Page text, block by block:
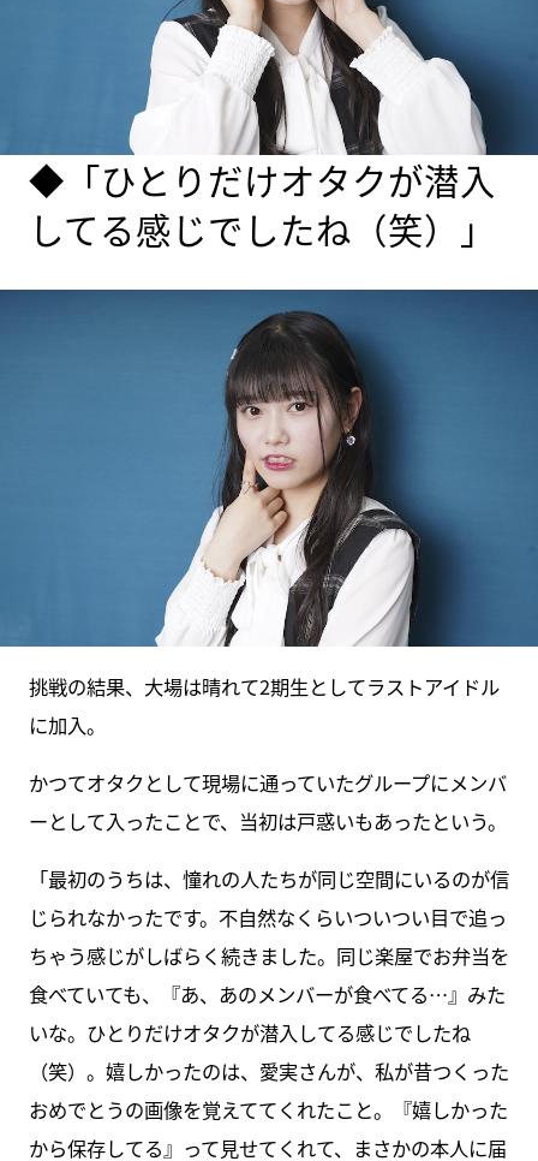
◆「ひとりだけオタクが潜入
してる感じでしたね（笑）」
挑戦の結果、大場は晴れて2期生としてラストアイドル
に加入。
かつてオタクとして現場に通っていたグループにメンバ
ーとして入ったことで、当初は戸惑いもあったという。
「最初のうちは、憧れの人たちが同じ空間にいるのが信
じられなかったです。不自然なくらいついつい目で追っ
ちゃう感じがしばらく続きました。同じ楽屋でお弁当を
食べていても、『あ、あのメンバーが食べてる…』みた
いな。ひとりだけオタクが潜入してる感じでしたね
（笑）。嬉しかったのは、愛実さんが、私が昔つくった
おめでとうの画像を覚えててくれたこと。『嬉しかった
から保存してる』って見せてくれて、まさかの本人に届